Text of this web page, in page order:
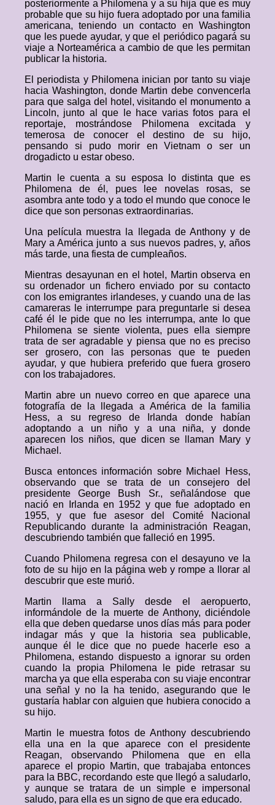
posteriormente a Philomena y a su hija que es muy
probable que su hijo fuera adoptado por una familia
americana, teniendo un contacto en Washington
que les puede ayudar, y que el periódico pagará su
viaje a Norteamérica a cambio de que les permitan
publicar la historia.
El periodista y Philomena inician por tanto su viaje
hacia Washington, donde Martin debe convencerla
para que salga del hotel, visitando el monumento a
Lincoln, junto al que le hace varias fotos para el
reportaje, mostrándose Philomena excitada y
temerosa de conocer el destino de su hijo,
pensando si pudo morir en Vietnam o ser un
drogadicto u estar obeso.
Martin le cuenta a su esposa lo distinta que es
Philomena de él, pues lee novelas rosas, se
asombra ante todo y a todo el mundo que conoce le
dice que son personas extraordinarias.
Una película muestra la llegada de Anthony y de
Mary a América junto a sus nuevos padres, y, años
más tarde, una fiesta de cumpleaños.
Mientras desayunan en el hotel, Martin observa en
su ordenador un fichero enviado por su contacto
con los emigrantes irlandeses, y cuando una de las
camareras le interrumpe para preguntarle si desea
café él le pide que no les interrumpa, ante lo que
Philomena se siente violenta, pues ella siempre
trata de ser agradable y piensa que no es preciso
ser grosero, con las personas que te pueden
ayudar, y que hubiera preferido que fuera grosero
con los trabajadores.
Martin abre un nuevo correo en que aparece una
fotografía de la llegada a América de la familia
Hess, a su regreso de Irlanda donde habían
adoptando a un niño y a una niña, y donde
aparecen los niños, que dicen se llaman Mary y
Michael.
Busca entonces información sobre Michael Hess,
observando que se trata de un consejero del
presidente George Bush Sr., señalándose que
nació en Irlanda en 1952 y que fue adoptado en
1955, y que fue asesor del Comité Nacional
Republicando durante la administración Reagan,
descubriendo también que falleció en 1995.
Cuando Philomena regresa con el desayuno ve la
foto de su hijo en la página web y rompe a llorar al
descubrir que este murió.
Martin llama a Sally desde el aeropuerto,
informándole de la muerte de Anthony, diciéndole
ella que deben quedarse unos días más para poder
indagar más y que la historia sea publicable,
aunque él le dice que no puede hacerle eso a
Philomena, estando dispuesto a ignorar su orden
cuando la propia Philomena le pide retrasar su
marcha ya que ella esperaba con su viaje encontrar
una señal y no la ha tenido, asegurando que le
gustaría hablar con alguien que hubiera conocido a
su hijo.
Martin le muestra fotos de Anthony descubriendo
ella una en la que aparece con el presidente
Reagan, observando Philomena que en ella
aparece el propio Martin, que trabajaba entonces
para la BBC, recordando este que llegó a saludarlo,
y aunque se tratara de un simple e impersonal
saludo, para ella es un signo de que era educado.